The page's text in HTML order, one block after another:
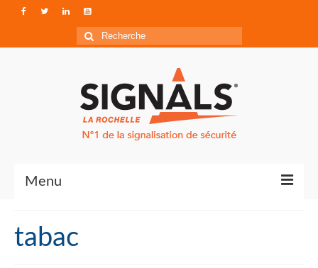
Rechercher
:
Menu
Qui sommes-nous ?
tabac